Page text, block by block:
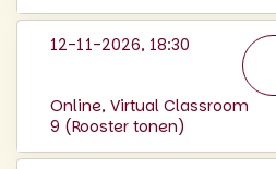
12-11-2026, 18:30
Online, Virtual Classroom
9 (Rooster tonen)